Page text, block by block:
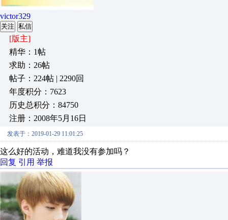
victor329
关注 私信
[版主]
精华：1帖
求助：26帖
帖子：224帖 | 2290回
年度积分：7623
历史总积分：84750
注册：2008年5月16日
发表于：2019-01-29 11:01:25
这么好的活动，难道我没有参加吗？
回复 引用 举报